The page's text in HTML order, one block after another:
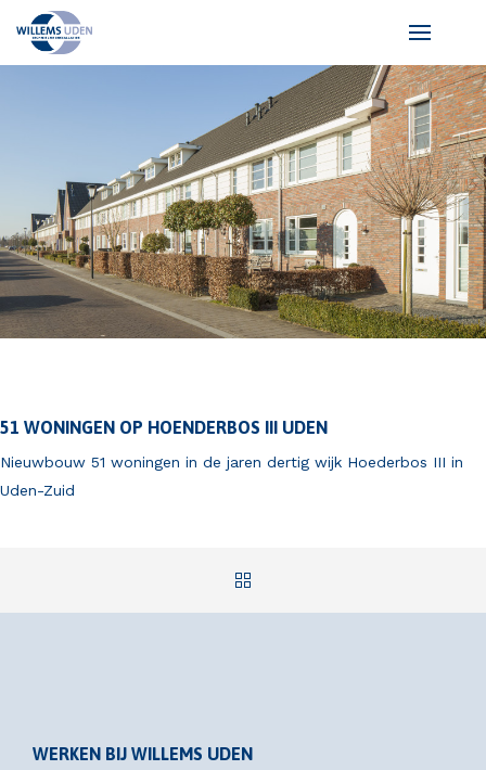
51 WONINGEN OP HOENDERBOS III UDEN
Nieuwbouw 51 woningen in de jaren dertig wijk Hoederbos III in
Uden-Zuid
WERKEN BIJ WILLEMS UDEN